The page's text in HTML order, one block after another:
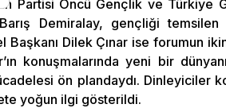
Partisi Öncü Gençlik ve Türkiye
Demiralay, gençliği temsilen
Başkanı Dilek Çınar ise forumun
konuşmalarında yeni bir
ön plandaydı. Dinleyiciler
yoğun ilgi gösterildi.